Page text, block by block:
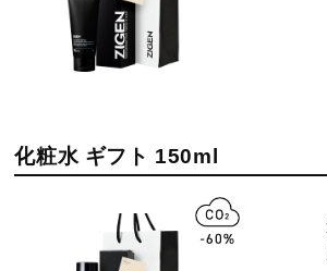
化粧水 ギフト 150ml